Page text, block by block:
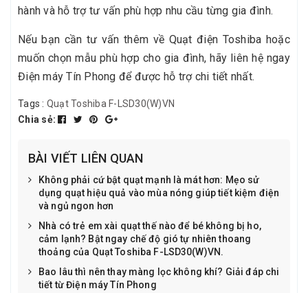
hành và hỗ trợ tư vấn phù hợp nhu cầu từng gia đình.
Nếu bạn cần tư vấn thêm về Quạt điện Toshiba hoặc
muốn chọn mẫu phù hợp cho gia đình, hãy liên hệ ngay
Điện máy Tín Phong để được hỗ trợ chi tiết nhất.
Tags : Quạt Toshiba F-LSD30(W)VN
Chia sẻ:
BÀI VIẾT LIÊN QUAN
Không phải cứ bật quạt mạnh là mát hơn: Mẹo sử
dụng quạt hiệu quả vào mùa nóng giúp tiết kiệm điện
và ngủ ngon hơn
Nhà có trẻ em xài quạt thế nào để bé không bị ho,
cảm lạnh? Bật ngay chế độ gió tự nhiên thoang
thoảng của Quạt Toshiba F-LSD30(W)VN.
Bao lâu thì nên thay màng lọc không khí? Giải đáp chi
tiết từ Điện máy Tín Phong